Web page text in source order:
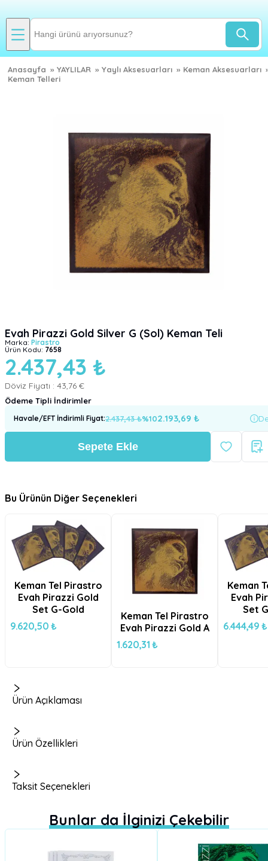
Anasayfa » YAYLILAR » Yaylı Aksesuarları » Keman Aksesuarları
Keman Telleri
Evah Pirazzi Gold Silver G (Sol) Keman Teli
Marka: Pirastro
Ürün Kodu: 7658
2.437,43 ₺
Döviz Fiyatı : 43,76 €
Ödeme Tipli İndirimler
Havale/EFT İndirimli Fiyat:2.437,43₺%102.193,69 ₺
Sepete Ekle
Bu Ürünün Diğer Seçenekleri
Keman Tel Pirastro
Evah Pirazzi Gold
Set G-Gold
9.620,50 ₺
Keman Tel Pirastro
Evah Pirazzi Gold A
1.620,31 ₺
Keman
Evah
Set
6.444,49 ₺
Ürün Açıklaması
Ürün Özellikleri
Taksit Seçenekleri
Bunlar da İlginizi Çekebilir